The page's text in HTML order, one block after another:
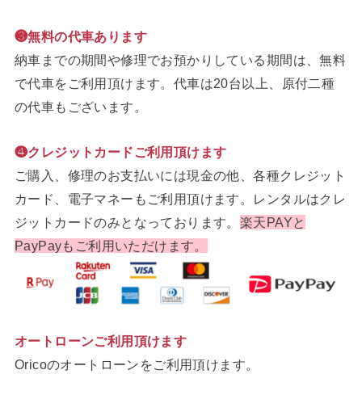
❸無料の代車あります
納車までの期間や修理でお預かりしている期間は、無料
で代車をご利用頂けます。代車は20台以上、原付二種
の代車もございます。
❹クレジットカードご利用頂けます
ご購入、修理のお支払いには現金の他、各種クレジット
カード、電子マネーもご利用頂けます。レンタルはクレ
ジットカードのみとなっております。 楽天PAYと
PayPayもご利用いただけます。
オートローンご利用頂けます
Oricoのオートローンをご利用頂けます。